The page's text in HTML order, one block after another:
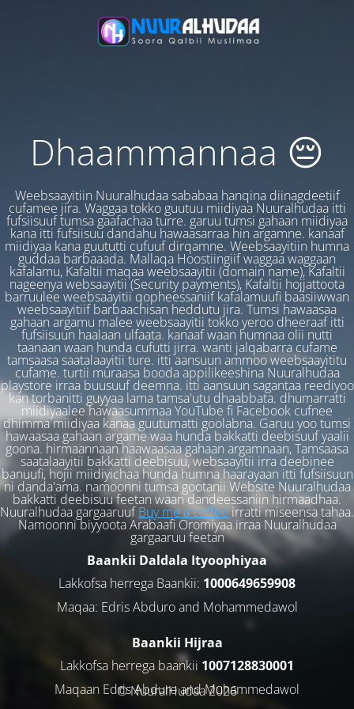
Dhaammannaa 😔
Weebsaayitiin Nuuralhudaa sababaa hanqina diinagdeetiif
cufamee jira. Waggaa tokko guutuu miidiyaa Nuuralhudaa itti
fufsiisuuf tumsa gaafachaa turre. garuu tumsi gahaan miidiyaa
kana itti fufsiisuu dandahu hawaasarraa hin argamne. kanaaf
miidiyaa kana guututti cufuuf dirqamne. Weebsaayitiin humna
guddaa barbaaada. Mallaqa Hoostiingiif waggaa waggaan
kafalamu, Kafaltii maqaa weebsaayitii (domain name), Kafaltii
nageenya websaayitii (Security payments), Kafaltii hojjattoota
barruulee weebsaayitii qopheessaniif kafalamuufi baasiiwwan
weebsaayitiif barbaachisan heddutu jira. Tumsi hawaasaa
gahaan argamu malee weebsaayitii tokko yeroo dheeraaf itti
fufsiisuun haalaan ulfaata. kanaaf waan humnaa olii nutti
taanaan waan hunda cufutti jirra. wanti jalqabarra cufame
tamsaasa saatalaayitii ture. itti aansuun ammoo weebsaayititu
cufame. turtii muraasa booda appilikeeshina Nuuralhudaa
playstore irraa buusuuf deemna. itti aansuun sagantaa reediyoo
kan torbanitti guyyaa lama tamsa'utu dhaabbata. dhumarratti
miidiyaalee hawaasummaa YouTube fi Facebook cufnee
dhimma miidiyaa kanaa guutumatti goolabna. Garuu yoo tumsi
hawaasaa gahaan argame waa hunda bakkatti deebisuuf yaalii
goona. hirmaannaan haawaasaa gahaan argamnaan, Tamsaasa
saatalaayitii bakkatti deebisuu, websaayitii irra deebinee
banuufi, hojii miidiyichaa hunda humna haarayaan itti fufsiisuun
ni danda'ama. namoonni tumsa gootanii Website Nuuralhudaa
bakkatti deebisuu feetan waan dandeessaniin hirmaadhaa.
Nuuralhudaa gargaaruufBuy me a coffeeirratti miseensa tahaa.
Namoonni biyyoota Arabaafi Oromiyaa irraa Nuuralhudaa
gargaaruu feetan
Baankii Daldala Ityoophiyaa
Lakkofsa herrega Baankii: 1000649659908
Maqaa: Edris Abduro and Mohammedawol
Baankii Hijraa
Lakkofsa herrega baankii 1007128830001
Maqaan Edris Abduro and Muhammedawol
© NuuralHudaa 2026